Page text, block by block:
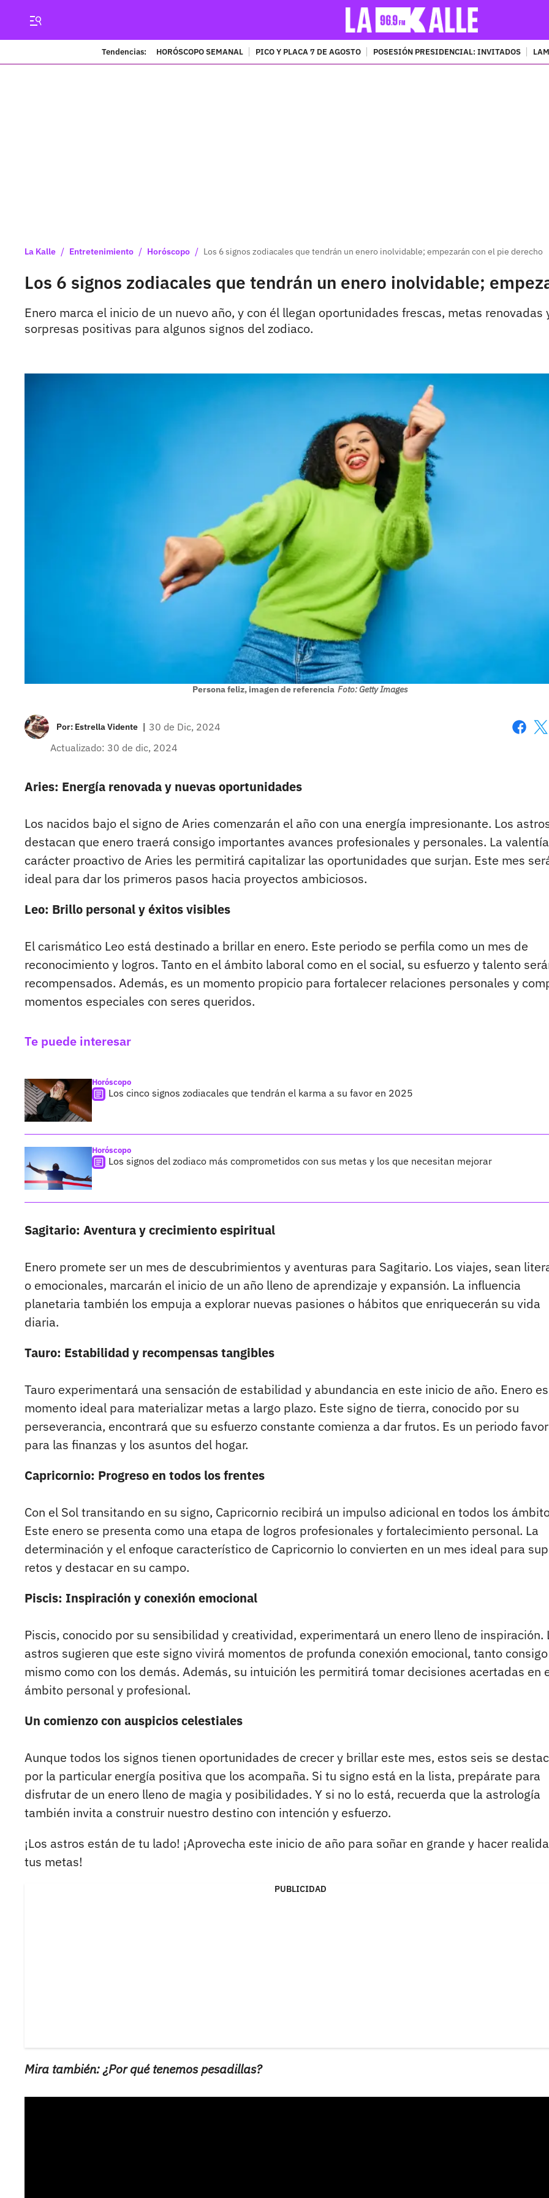
Tendencias: HORÓSCOPO SEMANAL PICO Y PLACA 7 DE AGOSTO POSESIÓN PRESIDENCIAL: INVITADOS
La Kalle / Entretenimiento / Horóscopo / Los 6 signos zodiacales que tendrán un enero inolvidable; empezarán con el pie derecho
Los 6 signos zodiacales que tendrán un enero inolvidable;
Enero marca el inicio de un nuevo año, y con él llegan oportunidades frescas, metas
sorpresas positivas para algunos signos del zodiaco.
Persona feliz, imagen de referencia Foto: Getty Images
Por: Estrella Vidente | 30 de Dic, 2024
Actualizado: 30 de dic, 2024
Aries: Energía renovada y nuevas oportunidades
Los nacidos bajo el signo de Aries comenzarán el año con una energía impresionante. Los
destacan que enerotraerá consigo importantes avances profesionales y personales. La
carácter proactivo de Aries les permitirá capitalizar las oportunidades que surjan. Este mes
ideal para dar los primeros pasos hacia proyectos ambiciosos.
Leo: Brillo personal y éxitos visibles
El carismático Leo está destinado a brillar en enero. Este periodo se perfila como un mes de
reconocimiento y logros. Tanto en el ámbito laboral como en el social, su esfuerzo y talento
recompensados. Además, es un momento propicio para fortalecer relaciones personales y
momentos especiales con seres queridos.
Te puede interesar
Horóscopo
Los cinco signos zodiacales que tendrán el karma a su favor en 2025
Horóscopo
Los signos del zodiaco más comprometidos con sus metas y los que necesitan mejorar
Sagitario: Aventura y crecimiento espiritual
Enero promete ser un mes de descubrimientos y aventuras para Sagitario. Los viajes, sean
o emocionales, marcarán el inicio de un año lleno de aprendizaje y expansión. La influencia
planetaria también los empuja a explorar nuevas pasiones o hábitos que enriquecerán su vida
diaria.
Tauro: Estabilidad y recompensas tangibles
Tauro experimentará una sensación de estabilidad y abundancia en este inicio de año. Enero
momento ideal para materializar metas a largo plazo. Este signo de tierra, conocido por su
perseverancia, encontrará que su esfuerzo constante comienza a dar frutos. Es un periodo
para las finanzas y los asuntos del hogar.
Capricornio: Progreso en todos los frentes
Con el Sol transitando en su signo, Capricornio recibirá un impulso adicional en todos los
Este enero se presenta como una etapa de logros profesionales y fortalecimiento personal. La
determinación y el enfoque característico de Capricornio lo convierten en un mes ideal para
retos y destacar en su campo.
Piscis: Inspiración y conexión emocional
Piscis, conocido por su sensibilidad y creatividad, experimentará un enero lleno de inspiración.
astros sugieren que este signo vivirá momentos de profunda conexión emocional, tanto consigo
mismo como con los demás. Además, su intuición les permitirá tomar decisiones acertadas en
ámbito personal y profesional.
Un comienzo con auspicios celestiales
Aunque todos los signos tienen oportunidades de crecer y brillar este mes, estos seis se
por la particular energía positiva que los acompaña. Si tu signo está en la lista, prepárate para
disfrutar de un enero lleno de magia y posibilidades. Y si no lo está, recuerda que la astrología
también invita a construir nuestro destino con intención y esfuerzo.
¡Los astros están de tu lado! ¡Aprovecha este inicio de año para soñar en grande y hacer
tus metas!
PUBLICIDAD
Mira también: ¿Por qué tenemos pesadillas?